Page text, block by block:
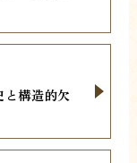
構造的欠